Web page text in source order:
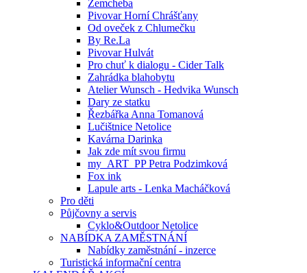
Zemcheba
Pivovar Horní Chrášťany
Od oveček z Chlumečku
By Re.La
Pivovar Hulvát
Pro chuť k dialogu - Cider Talk
Zahrádka blahobytu
Atelier Wunsch - Hedvika Wunsch
Dary ze statku
Řezbářka Anna Tomanová
Lučištnice Netolice
Kavárna Darinka
Jak zde mít svou firmu
my_ART_PP Petra Podzimková
Fox ink
Lapule arts - Lenka Macháčková
Pro děti
Půjčovny a servis
Cyklo&Outdoor Netolice
NABÍDKA ZAMĚSTNÁNÍ
Nabídky zaměstnání - inzerce
Turistická informační centra